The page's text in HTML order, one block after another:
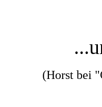
(Horst bei